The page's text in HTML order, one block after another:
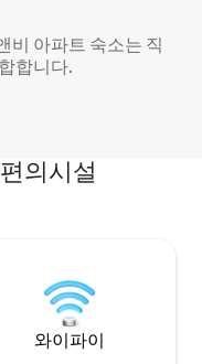
비 아파트 숙소는 직
합니다.
의시설
와이파이